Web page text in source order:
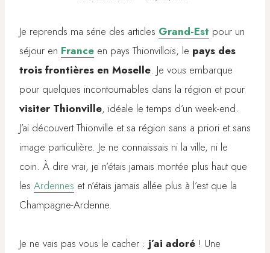
Je reprends ma série des articles Grand-Est pour un
séjour en France en pays Thionvillois, le pays des
trois frontières en Moselle. Je vous embarque
pour quelques incontournables dans la région et pour
visiter Thionville, idéale le temps d’un week-end.
J’ai découvert Thionville et sa région sans a priori et sans
image particulière. Je ne connaissais ni la ville, ni le
coin. À dire vrai, je n’étais jamais montée plus haut que
les Ardennes et n’étais jamais allée plus à l’est que la
Champagne-Ardenne.
Je ne vais pas vous le cacher : j’ai adoré ! Une